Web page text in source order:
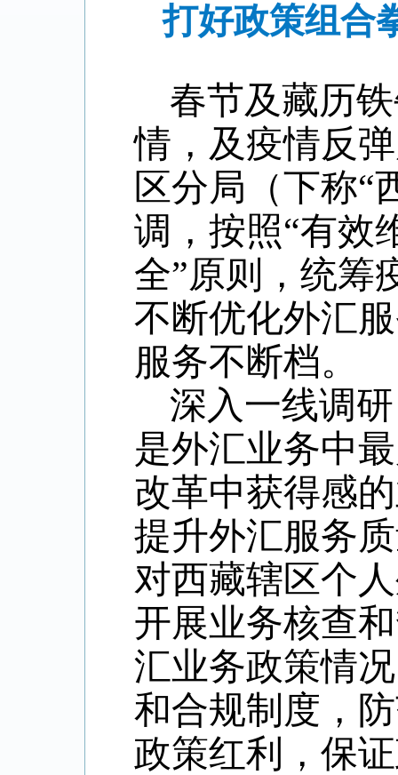
打好政策组合
春节及藏历
情，及疫情反
区分局（下称“
调，按照“有效
全”原则，统筹
不断优化外汇
服务不断档。
深入一线调
是外汇业务中
改革中获得感
提升外汇服务
对西藏辖区个
开展业务核查
汇业务政策情
和合规制度，
政策红利，保